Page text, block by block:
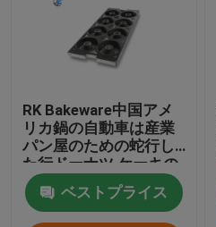
RK Bakeware中国アメ
リカ鍋の自動車は産業
パン屋のための蛇行し
た行ドーナツ ケーキの
皿を焼く8
ベストプライス